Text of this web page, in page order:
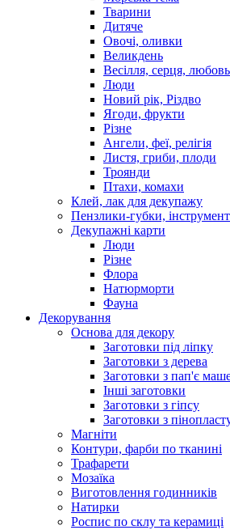
Тварини
Дитяче
Овочі, оливки
Великдень
Весілля, серця, любовь
Люди
Новий рік, Різдво
Ягоди, фрукти
Різне
Ангели, феї, релігія
Листя, гриби, плоди
Троянди
Птахи, комахи
Клей, лак для декупажу
Пензлики-губки,
Декупажні карти
Люди
Різне
Флора
Натюрморти
Фауна
Декорування
Основа для декору
Заготовки під ліпку
Заготовки з дерева
Заготовки з пап'є
Інші заготовки
Заготовки з гіпсу
Заготовки з
Магніти
Контури, фарби по тканині
Трафарети
Мозаїка
Виготовлення годинників
Натирки
Роспис по склу та керамиці